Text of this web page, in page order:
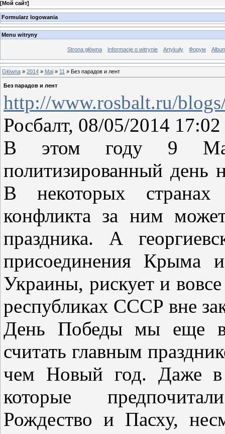
[Мой сайт]
Formularz logowania
Menu witryny
Strona główna Informacje o witrynie Artykuły Форум
Główna » 2014 » Maj » 11 » Без парадов и лент
Без парадов и лент
http://www.rosbalt.ru/
Росбалт, 08/05/2014 17:02
В этом году 9 Мая
политизированный день
В некоторых странах
конфликта за ним
праздника. А
присоединения Крыма
Украины, рискует и
республиках СССР вне
День Победы мы еще в
считать главным
чем Новый год. Даже в
которые
Рождество и Пасху,